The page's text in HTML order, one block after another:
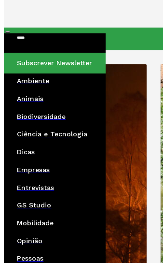
Subscrever Newsletter
Ambiente
Animais
Biodiversidade
Ciência e Tecnologia
Dicas
Empresas
Entrevistas
GS Studio
Mobilidade
Opinião
Pessoas